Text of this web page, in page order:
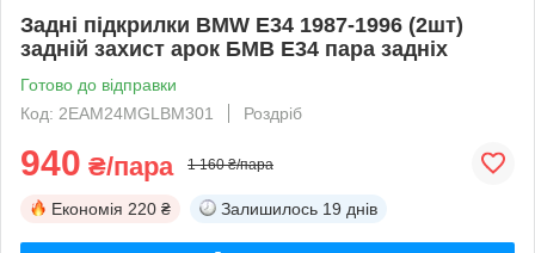
Задні підкрилки BMW E34 1987-1996 (2шт)
задній захист арок БМВ Е34 пара задніх
Готово до відправки
Код: 2EAM24MGLBM301
Роздріб
940 ₴/пара 1 160 ₴/пара
Економія 220 ₴ Залишилось 19 днів